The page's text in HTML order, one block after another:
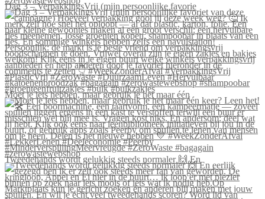
Dag 3 – VerpakkingsVrij (mijn persoonlijke favorie
Moet je iets hebben, maar gebruik je het maar één
Tweedehands wordt gelukkig steeds normaler 🙌 En